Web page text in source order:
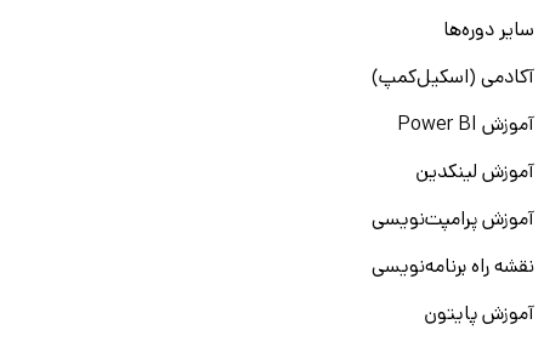
سایر دوره‌ها
آکادمی (اسکیل‌کمپ)
آموزش Power BI
آموزش لینکدین
آموزش پرامپت‌نویسی
نقشه راه برنامه‌نویسی
آموزش پایتون